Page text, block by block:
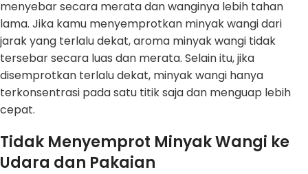
menyebar secara merata dan wanginya lebih tahan
lama. Jika kamu menyemprotkan minyak wangi dari
jarak yang terlalu dekat, aroma minyak wangi tidak
tersebar secara luas dan merata. Selain itu, jika
disemprotkan terlalu dekat, minyak wangi hanya
terkonsentrasi pada satu titik saja dan menguap lebih
cepat.
Tidak Menyemprot Minyak Wangi ke
Udara dan Pakaian